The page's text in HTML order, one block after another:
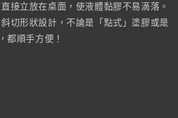
量
增
加
接立放在桌面，使液體黏膠不易滴落。
切形狀設計，不論是「點式」塗膠或是
都順手方便！